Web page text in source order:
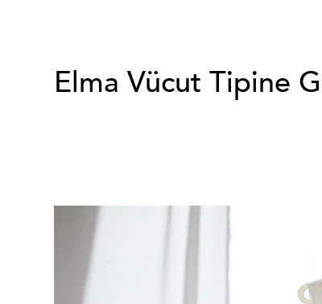
Elma Vücut Tipine